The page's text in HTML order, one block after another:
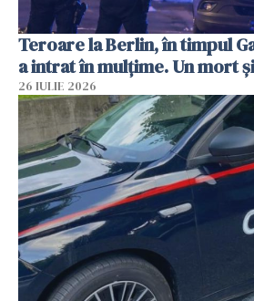
Teroare la Berlin, în timpul
a intrat în mulțime. Un mort
26 IULIE 2026